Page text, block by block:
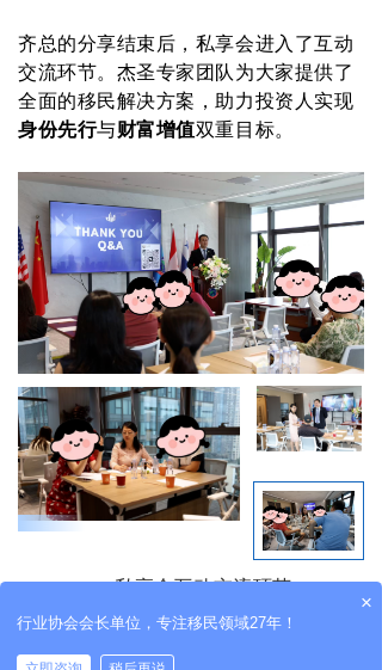
齐总的分享结束后，私享会进入了互动
交流环节。 杰圣专家团队为大家提供了
全面的移民解决方案，助力投资人实现
身份先行与财富增值双重目标。
▲ 私享会互动交流环节
×
行业协会会长单位，专注移民领域27年！